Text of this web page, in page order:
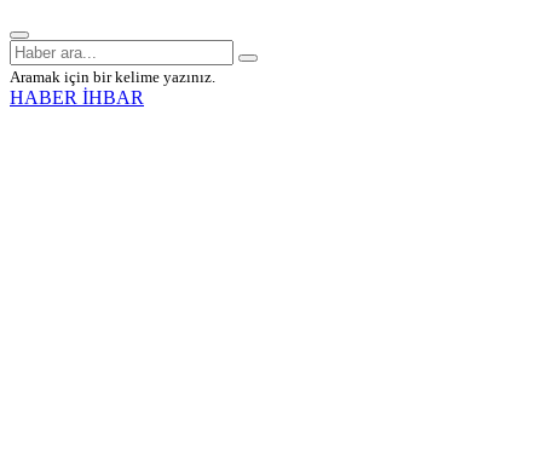
Aramak için bir kelime yazınız.
HABER İHBAR